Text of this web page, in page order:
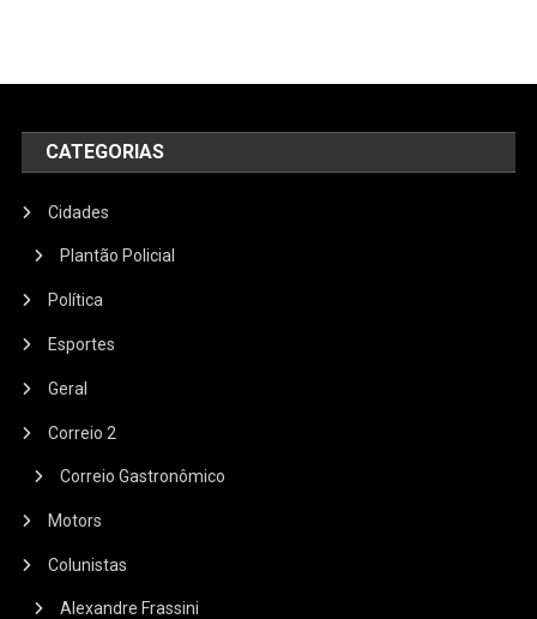
CATEGORIAS
Cidades
Plantão Policial
Política
Esportes
Geral
Correio 2
Correio Gastronômico
Motors
Colunistas
Alexandre Frassini